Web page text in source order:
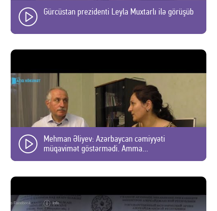
Gürcüstan prezidenti Leyla Muxtarlı ilə görüşüb
Mehman Əliyev: Azərbaycan cəmiyyəti
müqavimət göstərmədi. Amma...